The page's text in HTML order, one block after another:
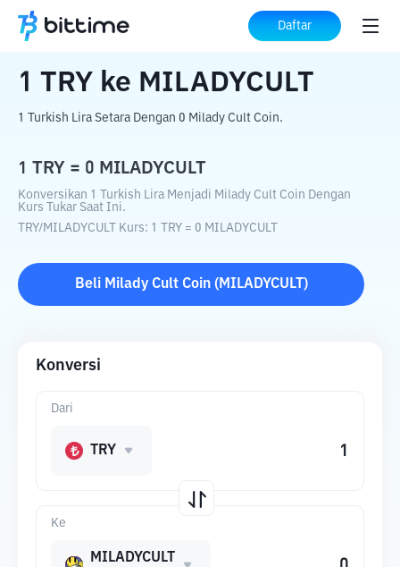
Daftar
Beranda Konverter Kripto ke MILADYCULT
1 TRY ke MILADYCULT
1 Turkish Lira Setara Dengan 0 Milady Cult Coin.
1 TRY = 0 MILADYCULT
Konversikan 1 Turkish Lira Menjadi Milady Cult Coin Dengan
Kurs Tukar Saat Ini.
TRY/MILADYCULT Kurs: 1 TRY = 0 MILADYCULT
Beli Milady Cult Coin( MILADYCULT )
Konversi
Ke
MILADYCULT
Dari
TRY